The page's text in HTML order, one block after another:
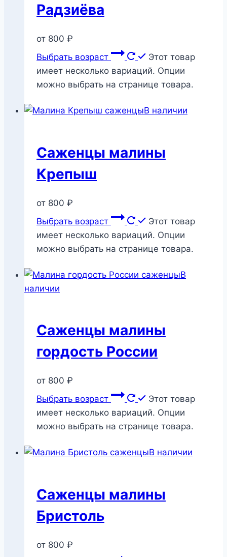
Радзиёва
от 800 ₽
Выбрать возраст
Этот товар
имеет несколько вариаций. Опции
можно выбрать на странице товара.
В наличии
Саженцы малины
Крепыш
от 800 ₽
Выбрать возраст
Этот товар
имеет несколько вариаций. Опции
можно выбрать на странице товара.
В
наличии
Саженцы малины
гордость России
от 800 ₽
Выбрать возраст
Этот товар
имеет несколько вариаций. Опции
можно выбрать на странице товара.
В наличии
Саженцы малины
Бристоль
от 800 ₽